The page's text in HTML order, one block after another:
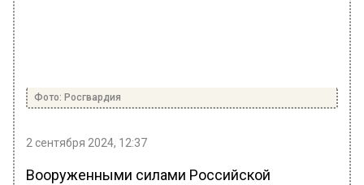
Фото: Росгвардия
2 сентября 2024, 12:37
Вооруженными силами Российской